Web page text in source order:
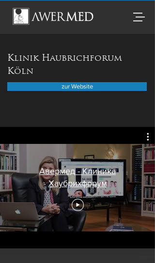
Klinik Haubrichforum
Köln
zur Website
Авермед - Клиника
Хаубрихфорум